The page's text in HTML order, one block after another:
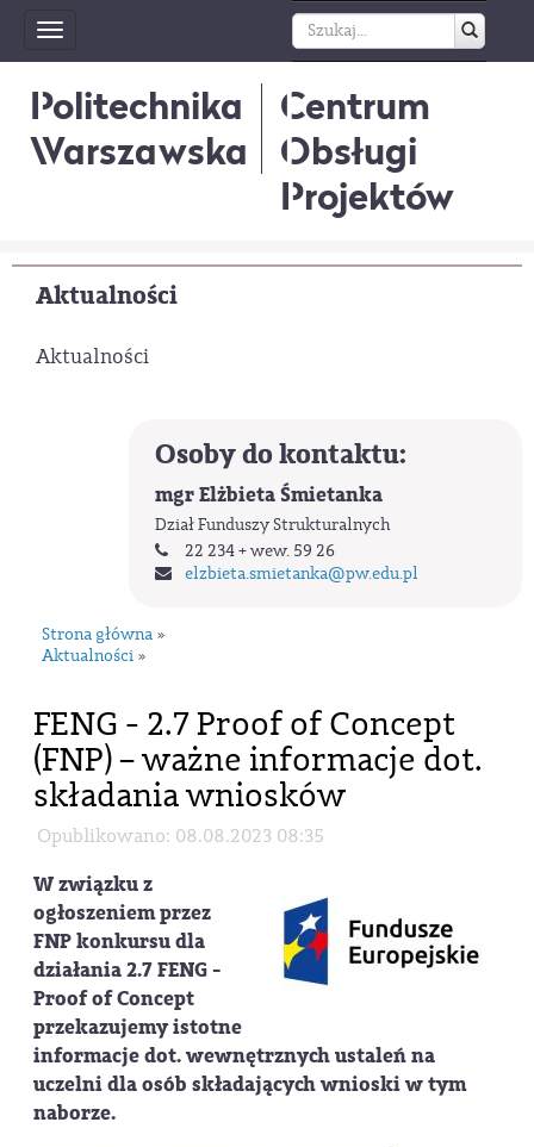
Toggle
navigation
Politechnika
Warszawska
Centrum
Obsługi
Projektów
Aktualności
Aktualności
Osoby do kontaktu:
mgr Elżbieta Śmietanka
Dział Funduszy Strukturalnych
22 234 + wew. 59 26
elzbieta.smietanka@pw.edu.pl
Strona główna »
Aktualności »
FENG - 2.7 Proof of Concept
(FNP) – ważne informacje dot.
składania wniosków
Opublikowano: 08.08.2023 08:35
W związku z
ogłoszeniem przez
FNP konkursu dla
działania 2.7 FENG -
Proof of Concept
przekazujemy istotne
informacje dot. wewnętrznych ustaleń na
uczelni dla osób składających wnioski w tym
naborze.